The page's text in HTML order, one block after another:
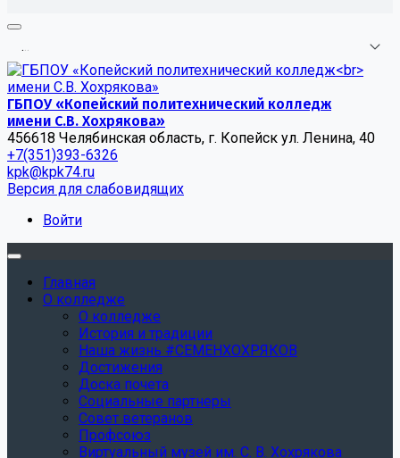
...
ГБПОУ «Копейский политехнический колледж
имени С.В. Хохрякова»
456618 Челябинская область, г. Копейск ул. Ленина, 40
+7(351)393-6326
kpk@kpk74.ru
Версия для слабовидящих
Войти
Главная
О колледже
О колледже
История и традиции
Наша жизнь #СЕМЕНХОХРЯКОВ
Достижения
Доска почета
Социальные партнеры
Совет ветеранов
Профсоюз
Виртуальный музей им. С. В. Хохрякова